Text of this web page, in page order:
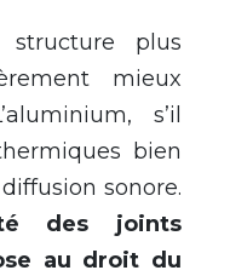
plus
mieux
s’il
bien
sonore.
des joints
au droit du